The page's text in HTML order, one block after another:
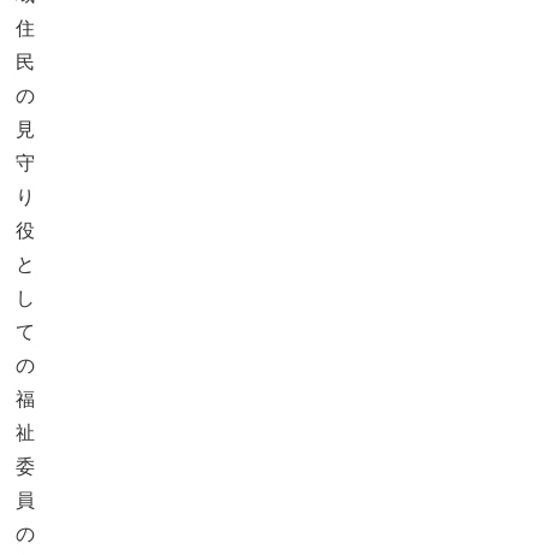
住
民
の
見
守
り
役
と
し
て
の
福
祉
委
員
の